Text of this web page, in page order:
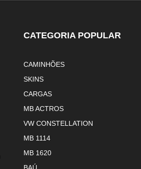
CATEGORIA POPULAR
CAMINHÕES
SKINS
CARGAS
MB ACTROS
VW CONSTELLATION
MB 1114
MB 1620
BAÚ